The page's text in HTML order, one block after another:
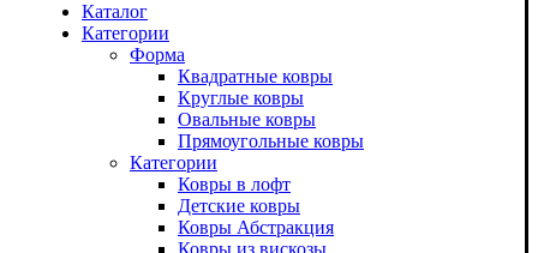
Каталог
Категории
Форма
Квадратные ковры
Круглые ковры
Овальные ковры
Прямоугольные ковры
Категории
Ковры в лофт
Детские ковры
Ковры Абстракция